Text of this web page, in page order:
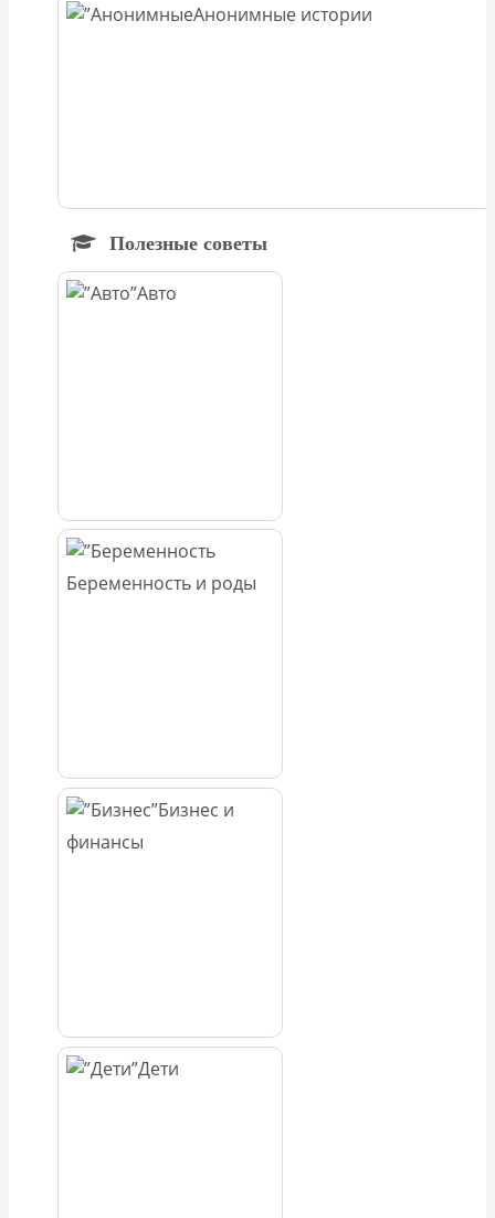
Анонимные истории
Полезные советы
Авто
Беременность и роды
Бизнес и
финансы
Дети